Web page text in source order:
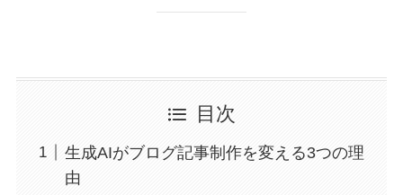
目次
生成AIがブログ記事制作を変える3つの理
由